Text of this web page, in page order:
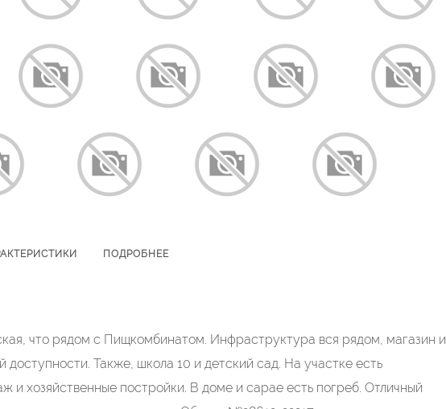
ПОДРОБНЕЕ
что рядом с Пищкомбинатом. Инфраструктура вся рядом, магазин и
доступности. Также, школа 10 и детский сад. На участке есть
и хозяйственные постройки. В доме и сарае есть погреб. Отличный